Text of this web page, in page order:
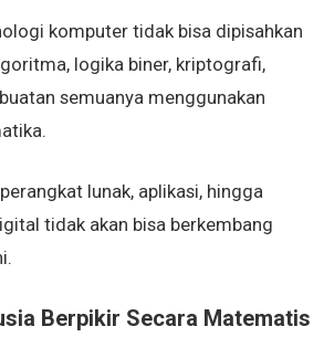
komputer tidak bisa dipisahkan
logika biner, kriptografi,
semuanya menggunakan
lunak, aplikasi, hingga
tidak akan bisa berkembang
Berpikir Secara Matematis